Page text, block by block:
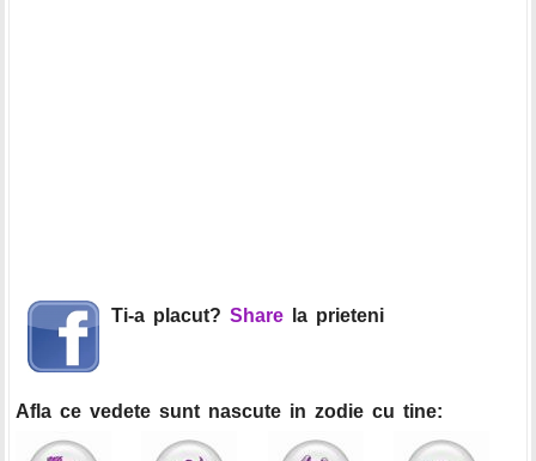
Ti-a placut? Share la prieteni
Afla ce vedete sunt nascute in zodie cu tine: